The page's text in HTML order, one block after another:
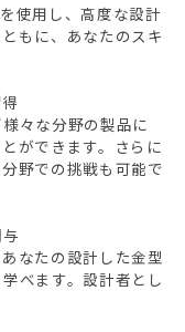
使用し、高度な設計
もに、あなたのスキ
々な分野の製品に
ができます。さらに
野での挑戦も可能で
なたの設計した金型
べます。設計者とし